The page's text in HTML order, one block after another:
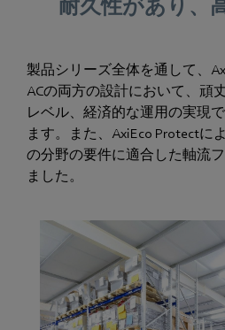
耐久性があり、
製品シリーズ全体を通して、
ACの両方の設計において、頑
レベル、経済的な運用の実現
ます。また、AxiEco Protectに
の分野の要件に適合した軸流
ました。